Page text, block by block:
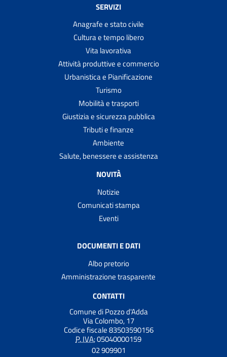
SERVIZI
Anagrafe e stato civile
Cultura e tempo libero
Vita lavorativa
Attività produttive e commercio
Urbanistica e Pianificazione
Turismo
Mobilità e trasporti
Giustizia e sicurezza pubblica
Tributi e finanze
Ambiente
Salute, benessere e assistenza
NOVITÀ
Notizie
Comunicati stampa
Eventi
DOCUMENTI E DATI
Albo pretorio
Amministrazione trasparente
CONTATTI
Comune di Pozzo d'Adda
Via Colombo, 17
Codice fiscale 83503590156
P. IVA:05040000159
02 909901